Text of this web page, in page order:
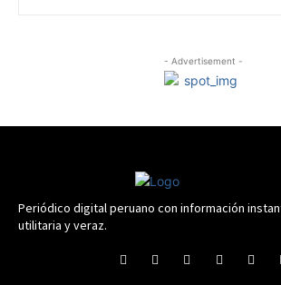
- Advertisement -
Periódico digital peruano con información
utilitaria y veraz.